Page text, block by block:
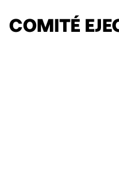
COMITÉ